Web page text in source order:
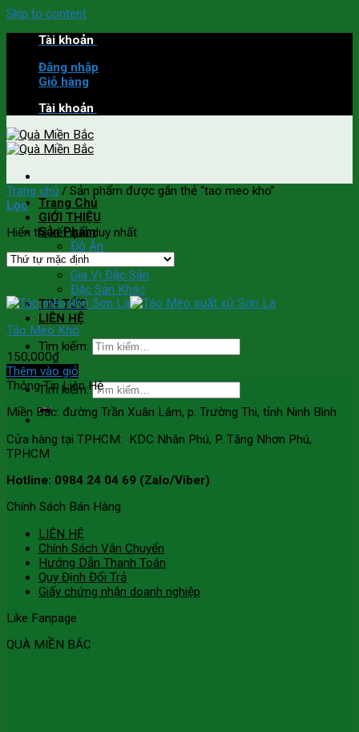
Skip to content
Tài khoản
Đăng nhập
Giỏ hàng
Tài khoản
Trang Chủ
GIỚI THIỆU
Sản Phẩm
Đồ Ăn
Đồ Uống
Gia Vị Đặc Sản
Đặc Sản Khác
TIN TỨC
LIÊN HỆ
Tìm kiếm:
Tìm kiếm:
Trang chủ / Sản phẩm được gắn thẻ “tao meo kho”
Lọc
Hiển thị kết quả duy nhất
Táo Mèo Khô
150,000₫
Thêm vào giỏ
Thông Tin Liên Hệ
Miền Bắc: đường Trần Xuân Lâm, p. Trường Thi, tỉnh Ninh Bình
Cửa hàng tại TPHCM: KDC Nhân Phú, P. Tăng Nhơn Phú,
TPHCM
Hotline: 0984 24 04 69 (Zalo/Viber)
Chính Sách Bán Hàng
LIÊN HỆ
Chính Sách Vận Chuyển
Hướng Dẫn Thanh Toán
Quy Định Đổi Trả
Giấy chứng nhận doanh nghiệp
Like Fanpage
QUÀ MIỀN BẮC